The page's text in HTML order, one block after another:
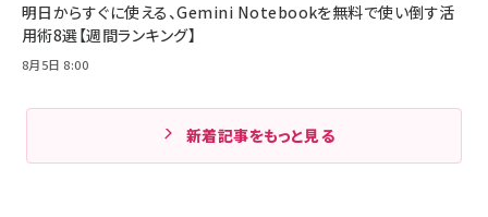
明日からすぐに使える、Gemini Notebookを無料で使い倒す活
用術8選【週間ランキング】
8月5日 8:00
新着記事をもっと見る